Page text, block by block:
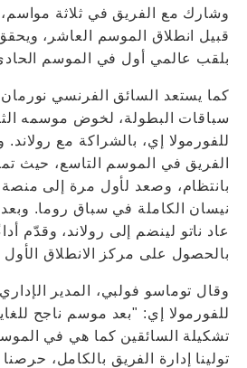
وشارك مع الفريق في ثلاثة مواسم،
قبيل انطلاق الموسم العاشر،
بلقب عالمي أول في الموسم
كما يستعد السائق الفرنسي نورمان
سباقات البطولة، لخوض موسمه
للفورمولا إي، بالشراكة مع
الفريق في الموسم التاسع، حيث
بانتظام، وصعد لأول مرة إلى منصة
نيسان الكاملة في سباق روما.
عاد ناتو لينضم إلى رولاند، وقدّم
بالحصول على مركز الانطلاق
وقال توماسو فولبي، المدير
للفورمولا إي: "بعد موسم ناجح
تشكيلة السائقين كما هي في
تولينا إدارة الفريق بالكامل،